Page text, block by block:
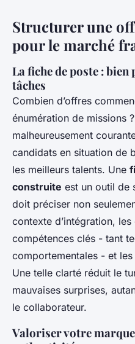
Structurer une
pour le marché
La fiche de poste :
tâches
Combien d’offres
énumération de missions
malheureusement
candidats en situation de
les meilleurs talents. Une
construite est un outil de
doit préciser non
contexte d’intégration,
compétences clés - tant
comportementales - et
Une telle clarté réduit le
mauvaises surprises,
le collaborateur.
Valoriser votre